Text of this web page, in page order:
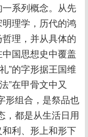
系列概念。从先
理学，历代的鸿
理，并从具体的
国思想史中覆盖
”的字形据王国维
”在甲骨文中又
形组合，是祭品也
，都是从生活日用
利、形上和形下